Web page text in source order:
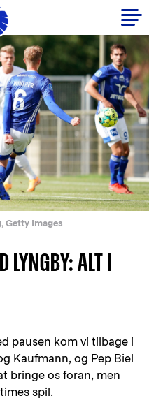
Getty Images
LYNGBY: ALT I
pausen kom vi tilbage i
Kaufmann, og Pep Biel
bringe os foran, men
spil.